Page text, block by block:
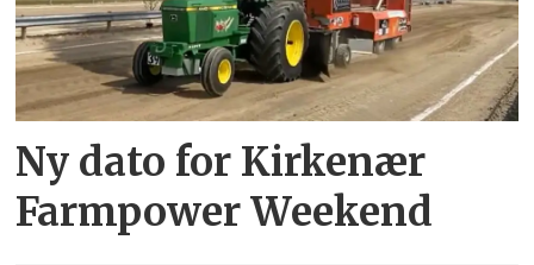
Ny dato for Kirkenær
Farmpower Weekend